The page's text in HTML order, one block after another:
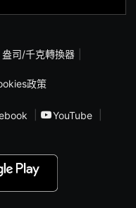
盎司/千克轉換器
政策
YouTube